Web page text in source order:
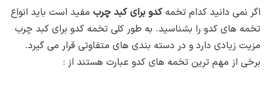
اگر نمی‌ دانید کدام تخمهکدو برای کبد چرب مفید است باید انواع
تخمه‌ های کدو را بشناسید. به طور کلی تخمه کدو برای کبد چرب
مزیت زیادی دارد و در دسته‌ بندی‌ های متفاوتی قرار می ‌گیرد.
برخی از مهم‌ ترین تخمه‌ های کدو عبارت هستند از :